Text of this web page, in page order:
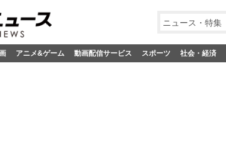
ニュース・特集
アニメ&ゲーム 動画配信サービス スポーツ 社会・経済